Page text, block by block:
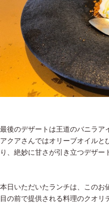
最後のデザートは王道のバニラア
アクアさんではオリーブオイルと
り、絶妙に甘さが引き立つデザー
本日いただいたランチは、このお
目の前で提供される料理のクオリ